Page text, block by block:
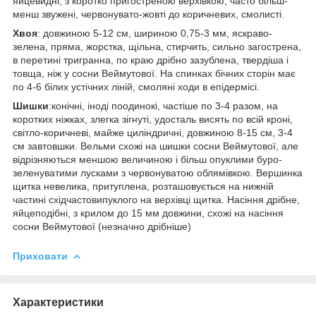
менш звужені, червонувато-жовті до коричневих, смолисті.
Хвоя: довжиною 5-12 см, шириною 0,75-3 мм, яскраво-
зелена, пряма, жорстка, щільна, стирчить, сильно загострена,
в перетині тригранна, по краю дрібно зазублена, твердіша і
товща, ніж у сосни Веймутової. На спинках бічних сторін має
по 4-6 білих устічних ліній, смоляні ходи в епідермісі.
Шишки:конічні, іноді поодинокі, частіше по 3-4 разом, на
коротких ніжках, злегка зігнуті, удосталь висять по всій кроні,
світло-коричневі, майже циліндричні, довжиною 8-15 см, 3-4
см завтовшки. Вельми схожі на шишки сосни Веймутової, але
відрізняються меншою величиною і більш опуклими буро-
зеленуватими лусками з червонуватою облямівкою. Вершинка
щитка невелика, притуплена, розташовується на нижній
частині східчастовипуклого на верхівці щитка. Насіння дрібне,
яйцеподібні, з крилом до 15 мм довжини, схожі на насіння
сосни Веймутової (незначно дрібніше)
Приховати
Характеристики